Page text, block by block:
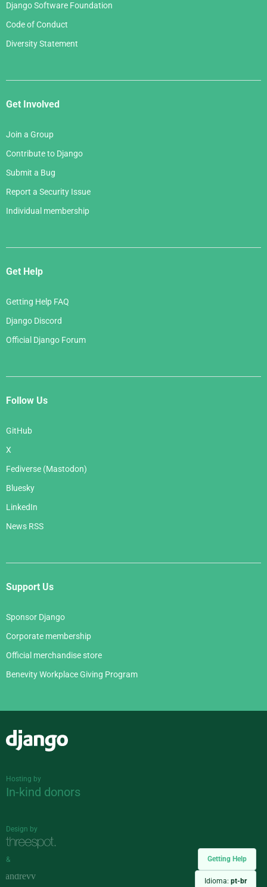
Getting Help
Idioma: pt-br
Django Software Foundation
Code of Conduct
Diversity Statement
Get Involved
Join a Group
Contribute to Django
Submit a Bug
Report a Security Issue
Individual membership
Get Help
Getting Help FAQ
Django Discord
Official Django Forum
Follow Us
GitHub
X
Fediverse (Mastodon)
Bluesky
LinkedIn
News RSS
Support Us
Sponsor Django
Corporate membership
Official merchandise store
Benevity Workplace Giving Program
Hosting by
In-kind donors
Design by
&